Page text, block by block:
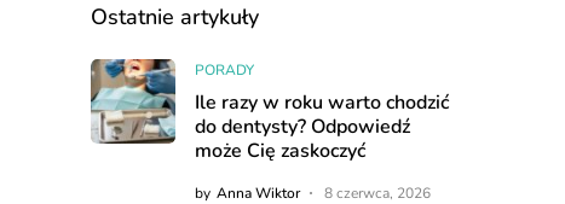
Ostatnie artykuły
PORADY
Ile razy w roku warto chodzić
do dentysty? Odpowiedź
może Cię zaskoczyć
by Anna Wiktor 8 czerwca, 2026